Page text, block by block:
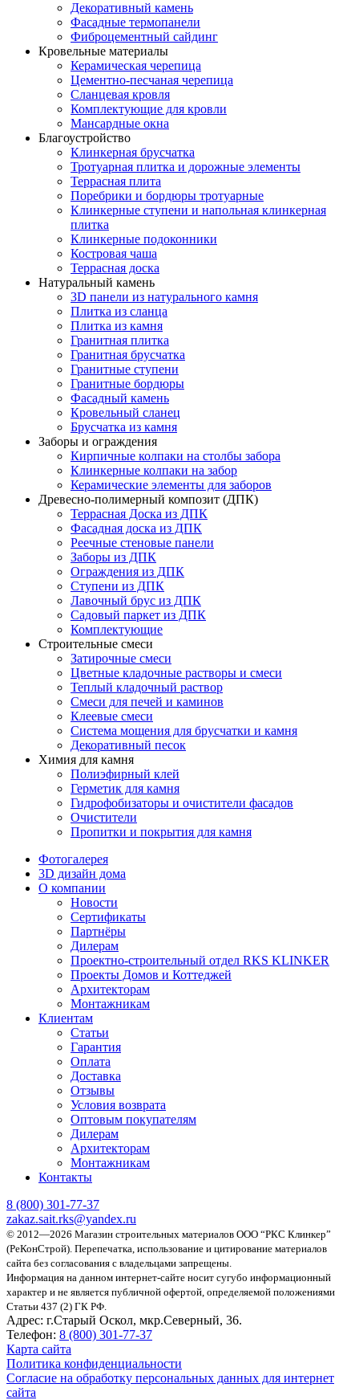
Декоративный камень
Фасадные термопанели
Фиброцементный сайдинг
Кровельные материалы
Керамическая черепица
Цементно-песчаная черепица
Сланцевая кровля
Комплектующие для кровли
Мансардные окна
Благоустройство
Клинкерная брусчатка
Тротуарная плитка и дорожные элементы
Террасная плита
Поребрики и бордюры тротуарные
Клинкерные ступени и напольная клинкерная
плитка
Клинкерные подоконники
Костровая чаша
Террасная доска
Натуральный камень
3D панели из натурального камня
Плитка из сланца
Плитка из камня
Гранитная плитка
Гранитная брусчатка
Гранитные ступени
Гранитные бордюры
Фасадный камень
Кровельный сланец
Брусчатка из камня
Заборы и ограждения
Кирпичные колпаки на столбы забора
Клинкерные колпаки на забор
Керамические элементы для заборов
Древесно-полимерный композит (ДПК)
Террасная Доска из ДПК
Фасадная доска из ДПК
Реечные стеновые панели
Заборы из ДПК
Ограждения из ДПК
Ступени из ДПК
Лавочный брус из ДПК
Садовый паркет из ДПК
Комплектующие
Строительные смеси
Затирочные смеси
Цветные кладочные растворы и смеси
Теплый кладочный раствор
Смеси для печей и каминов
Клеевые смеси
Система мощения для брусчатки и камня
Декоративный песок
Химия для камня
Полиэфирный клей
Герметик для камня
Гидрофобизаторы и очистители фасадов
Очистители
Пропитки и покрытия для камня
Фотогалерея
3D дизайн дома
О компании
Новости
Сертификаты
Партнёры
Дилерам
Проектно-строительный отдел RKS KLINKER
Проекты Домов и Коттеджей
Архитекторам
Монтажникам
Клиентам
Статьи
Гарантия
Оплата
Доставка
Отзывы
Условия возврата
Оптовым покупателям
Дилерам
Архитекторам
Монтажникам
Контакты
8 (800) 301-77-37
zakaz.sait.rks@yandex.ru
© 2012—2026 Магазин строительных материалов ООО “РКС Клинкер”
(РеКонСтрой). Перепечатка, использование и цитирование материалов
сайта без согласования с владельцами запрещены.
Информация на данном интернет-сайте носит сугубо информационный
характер и не является публичной офертой, определяемой положениями
Статьи 437 (2) ГК РФ.
Адрес: г.Старый Оскол, мкр.Северный, 36.
Телефон: 8 (800) 301-77-37
Карта сайта
Политика конфиденциальности
Согласие на обработку персональных данных для интернет
сайта